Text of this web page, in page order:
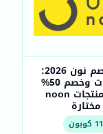
كود خصم نون 2026:
كوبونات وخصم 50%
على منتجات noon
مختارة
11 كوبون